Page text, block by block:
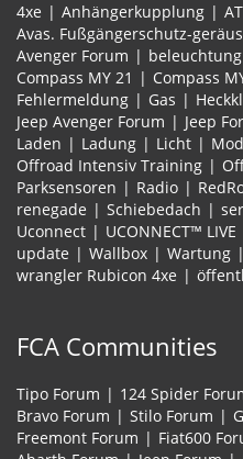
4xe Anhängerkupplung AT
Avas. Fußgängerschutz-
Avenger Forum
beleuchtung
Compass MY 21
Compass
Fehlermeldung
Gas
Jeep Avenger Forum
Jeep
Laden
Ladung Licht
Offroad Intensiv Training
Parksensoren
Radio
renegade
Schiebedach
Uconnect
UCONNECT™ LIVE
update
Wallbox Wartung
wrangler Rubicon 4xe
FCA Communities
Tipo Forum 124 Spider
Bravo Forum
Stilo Forum
Freemont Forum
Fiat600